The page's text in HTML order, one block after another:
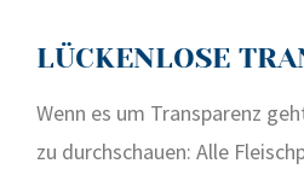
LÜCKENLOSE
Wenn es um Trans­pa­renz
zu durch­schau­en: Alle